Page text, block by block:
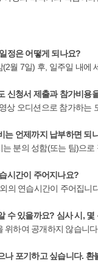
정은 어떻게 되나요?
(2월 7일) 후, 일주일 내에
신청서 제출과 참가비용
상 오디션으로 참가하는
는 언제까지 납부하면 되
는 분의 성함(또는 팀)으
시간이 주어지나요?
의 연습시간이 주어집니
수 있을까요? 심사 시,
위하여 공개하지 않습니
나 포기하고 싶습니다. 환